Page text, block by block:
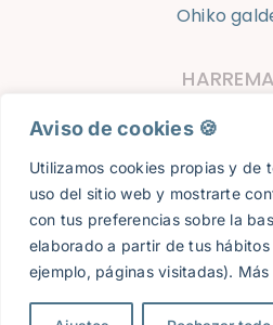
Aviso de cookies 🍪​
Utilizamos cookies propias y de
uso del sitio web y mostrarte
con tus preferencias sobre la
elaborado a partir de tus
ejemplo, páginas visitadas).
Ohiko
Ocean Tours Hondarribia ©
Pribatutasun Politika|Cookies |
| Web diseinua: